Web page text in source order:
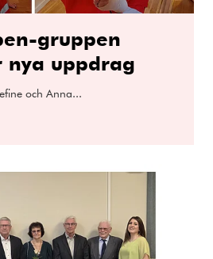
gruppen
uppdrag
och Anna...